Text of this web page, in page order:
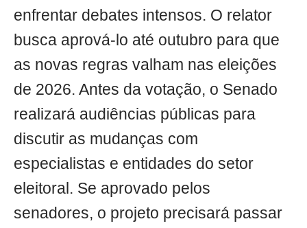
enfrentar debates intensos. O relator
busca aprová-lo até outubro para que
as novas regras valham nas eleições
de 2026. Antes da votação, o Senado
realizará audiências públicas para
discutir as mudanças com
especialistas e entidades do setor
eleitoral. Se aprovado pelos
senadores, o projeto precisará passar